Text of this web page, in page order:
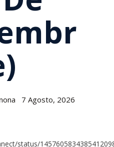
7 Agosto, 2026
status/